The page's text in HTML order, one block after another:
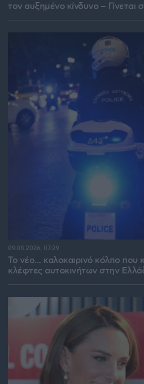
τον αυξημένο κίνδυνο – Γίνεται
Το νέο... καλοκαιρινό κόλπο που
κλέφτες αυτοκινήτων στην
09.08.2026, 07:29